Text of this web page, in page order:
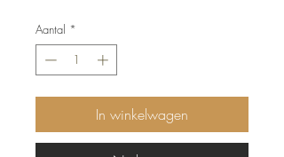
Aantal *
In winkelwagen